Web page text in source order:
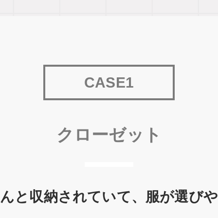
CASE1
クローゼット
と収納されていて、服が選び